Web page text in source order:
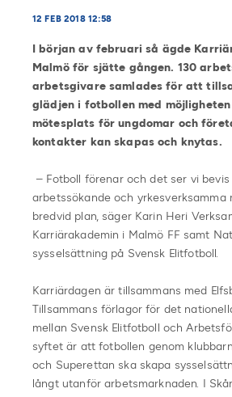
12 FEB 2018 12:58
I början av februari så ägde
Malmö för sjätte gången. 130
arbetsgivare samlades för att
glädjen i fotbollen med
mötesplats för ungdomar och
kontakter kan skapas och knytas.
– Fotboll förenar och det ser vi
arbetssökande och yrkesverksamma
bredvid plan, säger Karin Heri
Karriärakademin i Malmö FF samt
sysselsättning på Svensk Elitfotboll.
Karriärdagen är tillsammans med
Tillsammans förlagor för det
mellan Svensk Elitfotboll och
syftet är att fotbollen genom
och Superettan ska skapa
långt utanför arbetsmarknaden. I